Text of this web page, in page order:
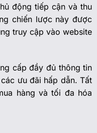
động tiếp cận và thu
chiến lược này được
truy cập vào website
cấp đầy đủ thông tin
ưu đãi hấp dẫn. Tất
hàng và tối đa hóa